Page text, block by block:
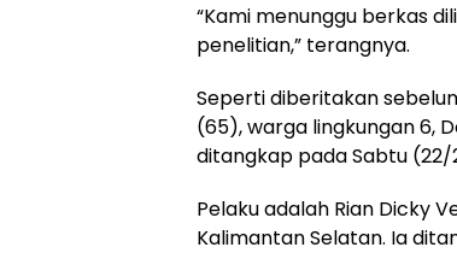
“Kami menunggu berkas
penelitian,” terangnya.
Seperti diberitakan
(65), warga lingkungan 6,
ditangkap pada Sabtu (22/
Pelaku adalah Rian Dicky
Kalimantan Selatan. Ia